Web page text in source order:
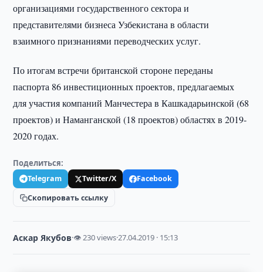
организациями государственного сектора и
представителями бизнеса Узбекистана в области
взаимного признаниями переводческих услуг.
По итогам встречи британской стороне переданы
паспорта 86 инвестиционных проектов, предлагаемых
для участия компаний Манчестера в Кашкадарьинской (68
проектов) и Наманганской (18 проектов) областях в 2019-
2020 годах.
Поделиться:
Telegram Twitter/X
Facebook
Скопировать ссылку
Аскар Якубов·👁 230 views·27.04.2019 · 15:13